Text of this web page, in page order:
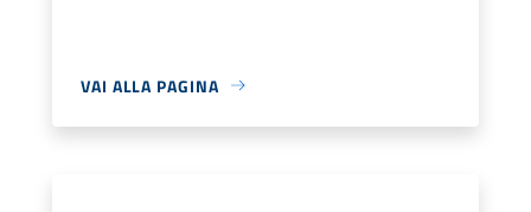
VAI ALLA PAGINA